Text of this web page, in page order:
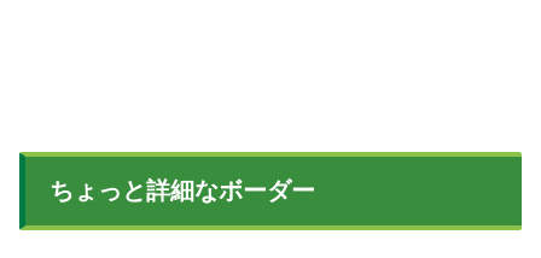
ちょっと詳細なボーダー